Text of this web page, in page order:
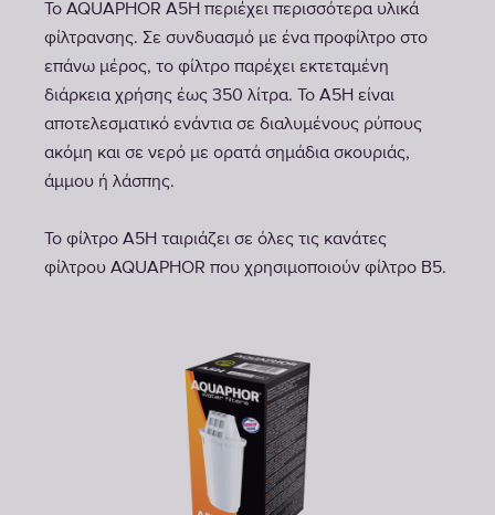
Το AQUAPHOR A5H περιέχει περισσότερα υλικά
φίλτρανσης. Σε συνδυασμό με ένα προφίλτρο στο
επάνω μέρος, το φίλτρο παρέχει εκτεταμένη
διάρκεια χρήσης έως 350 λίτρα. Το A5H είναι
αποτελεσματικό ενάντια σε διαλυμένους ρύπους
ακόμη και σε νερό με ορατά σημάδια σκουριάς,
άμμου ή λάσπης.
Το φίλτρο A5H ταιριάζει σε όλες τις κανάτες
φίλτρου AQUAPHOR που χρησιμοποιούν φίλτρο B5.